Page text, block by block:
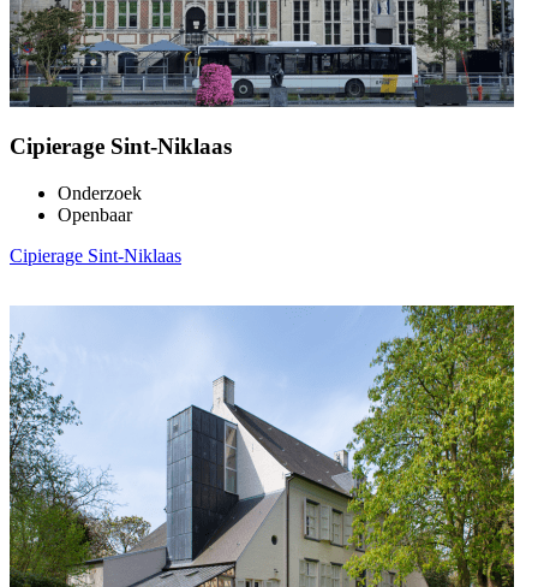
Cipierage Sint-Niklaas
Onderzoek
Openbaar
Cipierage Sint-Niklaas